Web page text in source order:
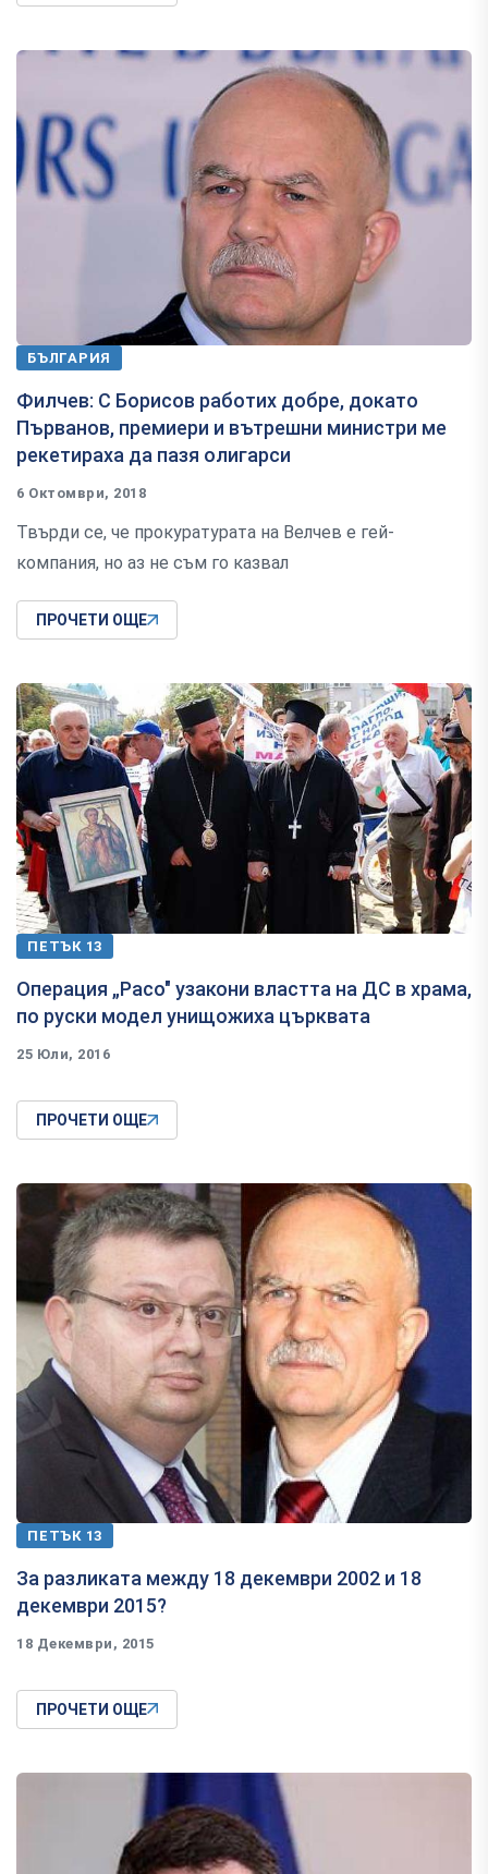
БЪЛГАРИЯ
Филчев: С Борисов работих добре, докато
Първанов, премиери и вътрешни министри ме
рекетираха да пазя олигарси
6 Октомври, 2018
Твърди се, че прокуратурата на Велчев е гей-
компания, но аз не съм го казвал
ПРОЧЕТИ ОЩЕ
ПЕТЪК 13
​Операция „Расо" узакони властта на ДС в храма,
по руски модел унищожиха църквата
25 Юли, 2016
ПРОЧЕТИ ОЩЕ
ПЕТЪК 13
​За разликата между 18 декември 2002 и 18
декември 2015?
18 Декември, 2015
ПРОЧЕТИ ОЩЕ